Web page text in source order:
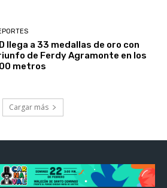
llega a 33 medallas de oro con
de Ferdy Agramonte en los
metros
Cargar más